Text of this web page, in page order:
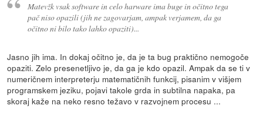
Matevžk vsak software in celo harware ima buge in očitno tega
pač niso opazili (jih ne zagovarjam, ampak verjamem, da ga
očitno ni bilo tako lahko opaziti)...
Jasno jih ima. In dokaj očitno je, da je ta bug praktično nemogoče
opaziti. Zelo presenetljivo je, da ga je kdo opazil. Ampak da se ti v
numeričnem interpreterju matematičnih funkcij, pisanim v višjem
programskem jeziku, pojavi takole grda in subtilna napaka, pa
skoraj kaže na neko resno težavo v razvojnem procesu ...